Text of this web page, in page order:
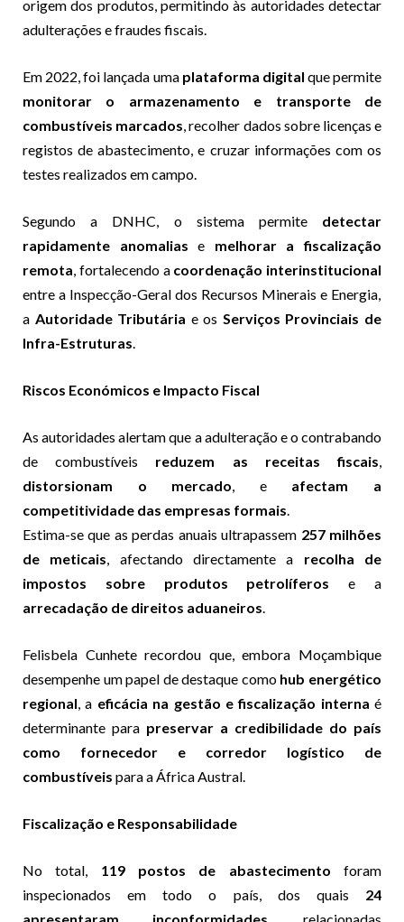
origem dos produtos, permitindo às autoridades detectar
adulterações e fraudes fiscais.
Em 2022, foi lançada uma plataforma digital que permite
monitorar o armazenamento e transporte de
combustíveis marcados, recolher dados sobre licenças e
registos de abastecimento, e cruzar informações com os
testes realizados em campo.
Segundo a DNHC, o sistema permite detectar
rapidamente anomalias e melhorar a fiscalização
remota, fortalecendo a coordenação interinstitucional
entre a Inspecção-Geral dos Recursos Minerais e Energia,
a Autoridade Tributária e os Serviços Provinciais de
Infra-Estruturas.
Riscos Económicos e Impacto Fiscal
As autoridades alertam que a adulteração e o contrabando
de combustíveis reduzem as receitas fiscais,
distorsionam o mercado, e afectam a
competitividade das empresas formais.
Estima-se que as perdas anuais ultrapassem 257 milhões
de meticais, afectando directamente a recolha de
impostos sobre produtos petrolíferos e a
arrecadação de direitos aduaneiros.
Felisbela Cunhete recordou que, embora Moçambique
desempenhe um papel de destaque como hub energético
regional, a eficácia na gestão e fiscalização interna é
determinante para preservar a credibilidade do país
como fornecedor e corredor logístico de
combustíveis para a África Austral.
Fiscalização e Responsabilidade
No total, 119 postos de abastecimento foram
inspecionados em todo o país, dos quais 24